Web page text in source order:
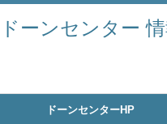
ドーンセンター
ドーンセンターHP